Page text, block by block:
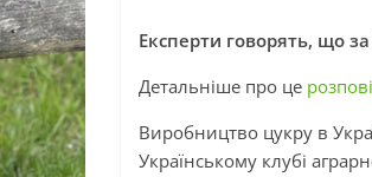
Експерти говорять, що
Детальніше про це
Виробництво цукру в
Українському клубі